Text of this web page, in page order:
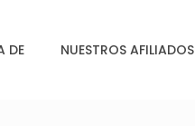
DE NUESTROS AFILIADOS